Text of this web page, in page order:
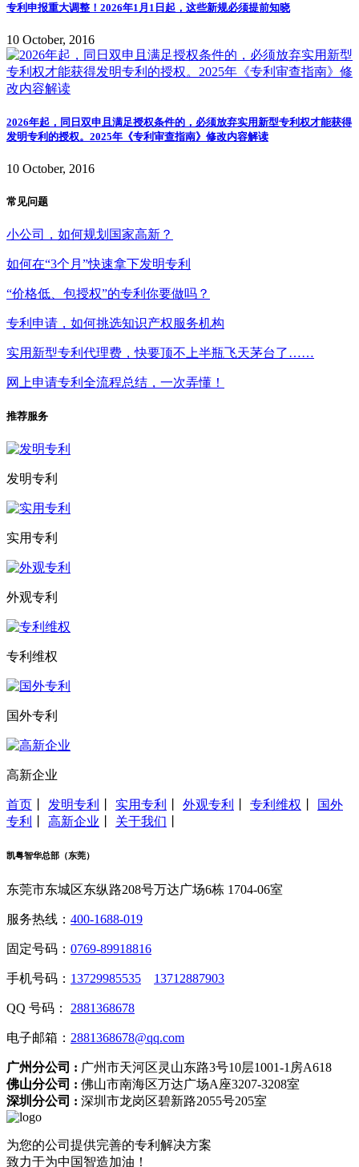
专利申报重大调整！2026年1月1日起，这些新规必须提前知晓
10 October, 2016
2026年起，同日双申且满足授权条件的，必须放弃实用新型专利权才能获得
发明专利的授权。2025年《专利审查指南》修改内容解读
10 October, 2016
常见问题
小公司，如何规划国家高新？
如何在“3个月”快速拿下发明专利
“价格低、包授权”的专利你要做吗？
专利申请，如何挑选知识产权服务机构
实用新型专利代理费，快要顶不上半瓶飞天茅台了……
网上申请专利全流程总结，一次弄懂！
推荐服务
发明专利
实用专利
外观专利
专利维权
国外专利
高新企业
首页 发明专利 实用专利 外观专利 专利维权
国外
专利
高新企业 关于我们
凯粤智华总部（东莞）
东莞市东城区东纵路208号万达广场6栋 1704-06室
服务热线： 400-1688-019
固定号码： 0769-89918816
手机号码： 13729985535 13712887903
QQ 号码： 2881368678
电子邮箱： 2881368678@qq.com
广州分公司 : 广州市天河区灵山东路3号10层1001-1房A618
佛山分公司 : 佛山市南海区万达广场A座3207-3208室
深圳分公司 : 深圳市龙岗区碧新路2055号205室
为您的公司提供完善的专利解决方案
致力于为中国智造加油！